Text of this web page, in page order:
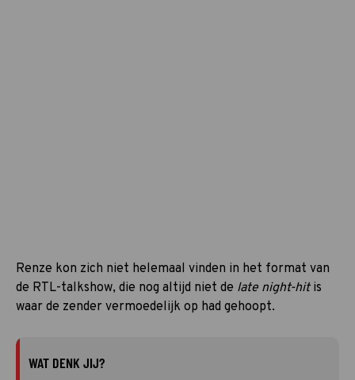
Renze kon zich niet helemaal vinden in het format van
de RTL-talkshow, die nog altijd niet de late night-hitis
waar de zender vermoedelijk op had gehoopt.
WAT DENK JIJ?